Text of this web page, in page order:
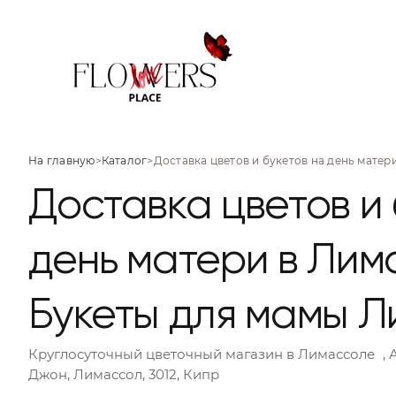
На главную> Каталог>Доставка цветов и букетов на день
Доставка цветов и
день матери в
Букеты для мамы
Круглосуточный цветочный магазин в Лимассоле ,
Джон, Лимассол, 3012, Кипр